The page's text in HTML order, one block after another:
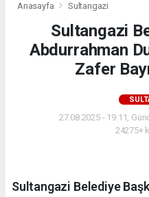
Anasayfa Sultangazi
Sultangazi
Abdurrahman
Zafer
27.08.2025 - 19:11,
24275+
Sultangazi Belediye